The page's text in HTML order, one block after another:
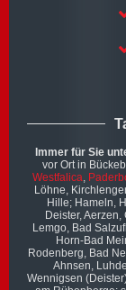
Immer für Sie
vor Ort in
Westfalica,
Löhne,
Hille; Hameln,
Deister,
Lemgo, Bad
Horn-Bad
Rodenberg, Bad
Ahnsen,
Wennigsen